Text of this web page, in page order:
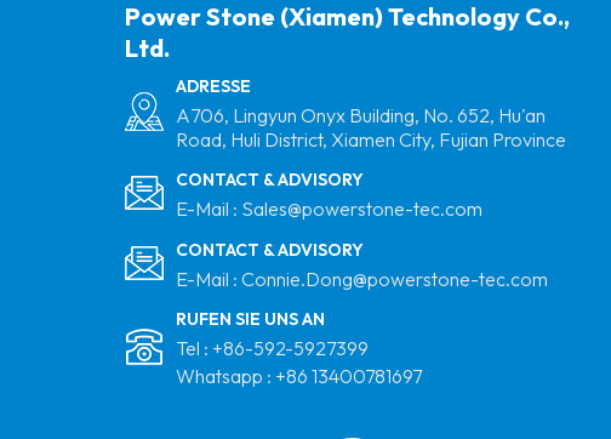
Power Stone (Xiamen) Technology Co.,
Ltd.
ADRESSE
A706, Lingyun Onyx Building, No. 652, Hu'an
Road, Huli District, Xiamen City, Fujian Province
CONTACT & ADVISORY
E-Mail : Sales@powerstone-tec.com
CONTACT & ADVISORY
E-Mail : Connie.Dong@powerstone-tec.com
RUFEN SIE UNS AN
Tel : +86-592-5927399
Whatsapp : +86 13400781697